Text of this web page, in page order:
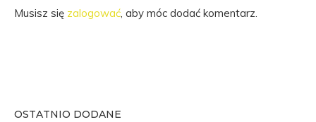
Musisz się zalogować, aby móc dodać komentarz.
OSTATNIO DODANE